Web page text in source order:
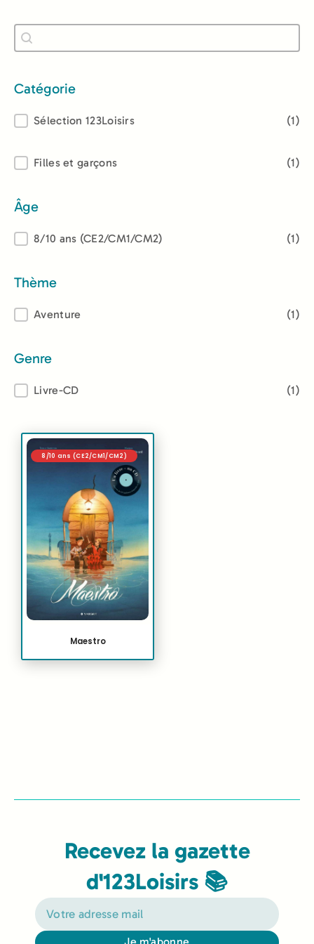
Recherche
Rechercher
Catégorie
Catégorie
Sélection 123Loisirs (1)
Lectorat
Filles et garçons (1)
Âge
Âge8/10 ans (CE2/CM1/CM2) (1)
Thème
Thème
Aventure (1)
Genre
GenreLivre-CD (1)
8/10 ans (CE2/CM1/CM2)
Maestro
Recevez la gazette
d'123Loisirs 📚